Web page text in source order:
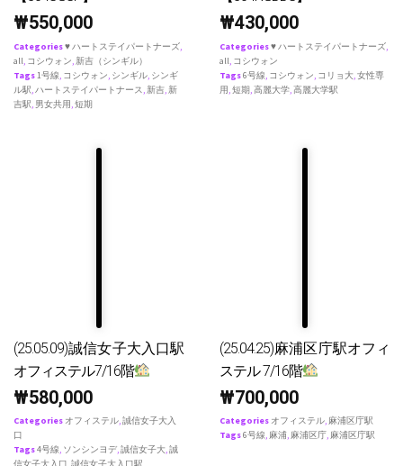
₩550,000
Categories♥ ハートステイパートナーズ,
all, コシウォン,新吉（シンギル）
Tags1号線, コシウォン, シンギル, シンギ
ル駅,ハートステイパートナース,新吉,新
吉駅, 男女共用,短期
₩430,000
Categories♥ ハートステイパートナーズ,
all, コシウォン
Tags6号線, コシウォン, コリョ大,女性専
用,短期,高麗大学,高麗大学駅
(25.05.09)誠信女子大入口駅
オフィステル7/16階
₩580,000
Categories オフィステル,誠信女子大入
口
Tags4号線, ソンシンヨデ,誠信女子大,誠
(25.04.25)麻浦区庁駅オフィ
ステル 7/16階
₩700,000
Categories オフィステル, 麻浦区庁駅
Tags6号線, 麻浦, 麻浦区庁, 麻浦区庁駅